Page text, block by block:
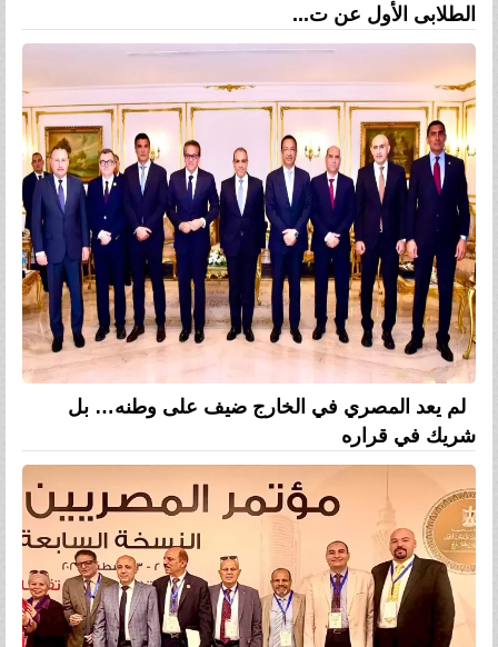
الطلابى الأول عن ت...
لم يعد المصري في الخارج ضيف على وطنه… بل
شريك في قراره